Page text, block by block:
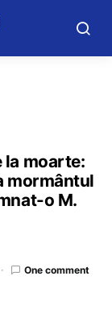
la moarte:
mormântul
o M.
One comment